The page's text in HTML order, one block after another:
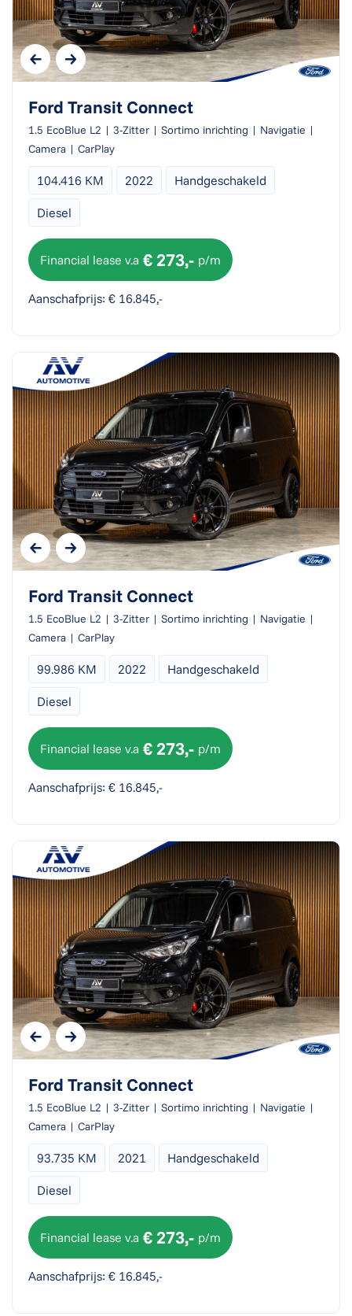
Ford Transit Connect
1.5 EcoBlue L2 | 3-Zitter | Sortimo inrichting | Navigatie |
Camera | CarPlay
104.416 KM 2022 Handgeschakeld
Diesel
Financial lease v.a € 273,- p/m
Aanschafprijs: € 16.845,-
Ford Transit Connect
1.5 EcoBlue L2 | 3-Zitter | Sortimo inrichting | Navigatie |
Camera | CarPlay
99.986 KM 2022 Handgeschakeld
Diesel
Financial lease v.a € 273,- p/m
Aanschafprijs: € 16.845,-
Ford Transit Connect
1.5 EcoBlue L2 | 3-Zitter | Sortimo inrichting | Navigatie |
Camera | CarPlay
93.735 KM 2021 Handgeschakeld
Diesel
Financial lease v.a € 273,- p/m
Aanschafprijs: € 16.845,-